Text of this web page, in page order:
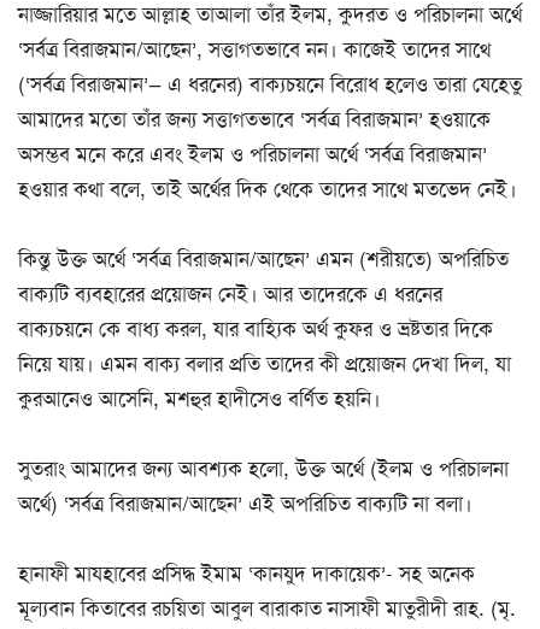
নাজ্জারিয়ার মতে আল্লাহ তাআলা তাঁর ইলম, কুদরত ও পরিচালনা অর্থে
‘সর্বত্র বিরাজমান/আছেন’, সত্তাগতভাবে নন। কাজেই তাদের সাথে
(‘সর্বত্র বিরাজমান’— এ ধরনের) বাক্যচয়নে বিরোধ হলেও তারা যেহেতু
আমাদের মতো তাঁর জন্য সত্তাগতভাবে ‘সর্বত্র বিরাজমান’ হওয়াকে
অসম্ভব মনে করে এবং ইলম ও পরিচালনা অর্থে ‘সর্বত্র বিরাজমান’
হওয়ার কথা বলে, তাই অর্থের দিক থেকে তাদের সাথে মতভেদ নেই।
কিন্তু উক্ত অর্থে ‘সর্বত্র বিরাজমান/আছেন’ এমন (শরীয়তে) অপরিচিত
বাক্যটি ব্যবহারের প্রয়োজন নেই। আর তাদেরকে এ ধরনের
বাক্যচয়নে কে বাধ্য করল, যার বাহ্যিক অর্থ কুফর ও ভ্রষ্টতার দিকে
নিয়ে যায়। এমন বাক্য বলার প্রতি তাদের কী প্রয়োজন দেখা দিল, যা
কুরআনেও আসেনি, মশহুর হাদীসেও বর্ণিত হয়নি।
সুতরাং আমাদের জন্য আবশ্যক হলো, উক্ত অর্থে (ইলম ও পরিচালনা
অর্থে) ‘সর্বত্র বিরাজমান/আছেন’ এই অপরিচিত বাক্যটি না বলা।
হানাফী মাযহাবের প্রসিদ্ধ ইমাম ‘কানযুদ দাকায়েক’- সহ অনেক
মূল্যবান কিতাবের রচয়িতা আবুল বারাকাত নাসাফী মাতুরীদী রাহ. (মৃ.